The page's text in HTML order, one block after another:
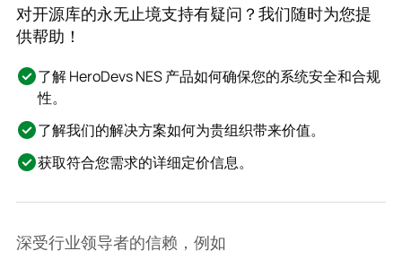
对开源库的永无止境支持有疑问？我们随时为您提
供帮助！
了解 HeroDevs NES 产品如何确保您的系统安全和合规
性。
了解我们的解决方案如何为贵组织带来价值。
获取符合您需求的详细定价信息。
深受行业领导者的信赖，例如